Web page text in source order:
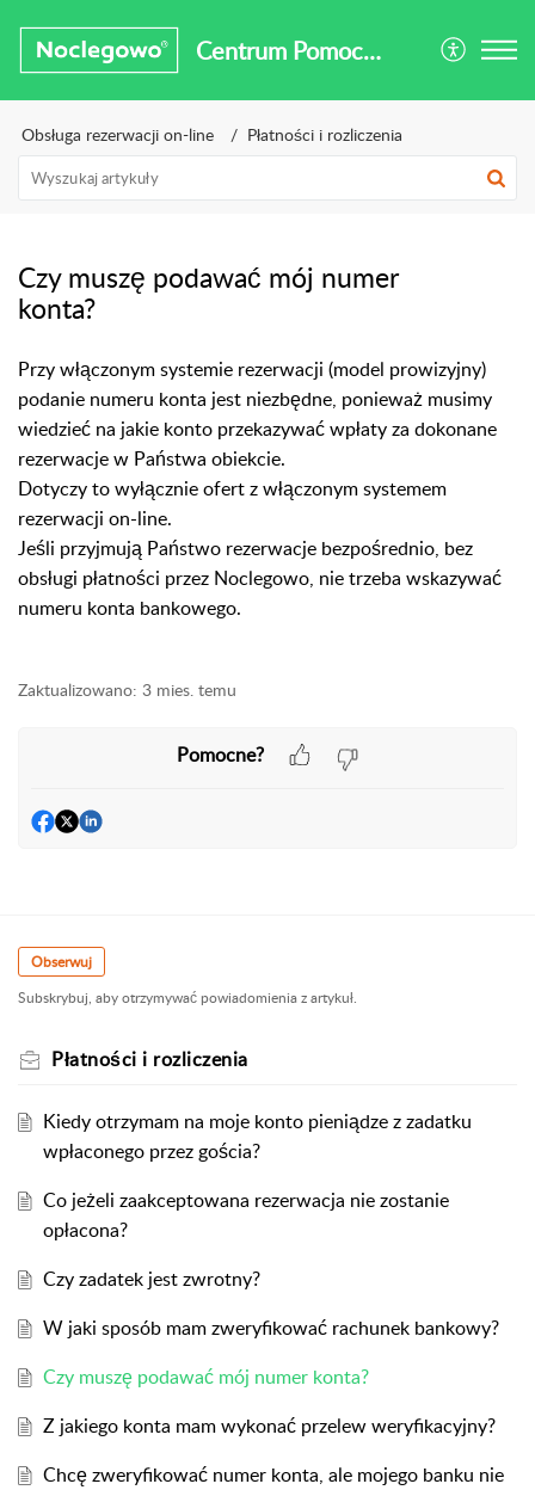
Centrum Pomocy Noclegowo®
Obsługa rezerwacji on-line Płatności i rozliczenia
Czy muszę podawać mój numer
konta?
Przy włączonym systemie rezerwacji (model prowizyjny)
podanie numeru konta jest niezbędne, ponieważ musimy
wiedzieć na jakie konto przekazywać wpłaty za dokonane
rezerwacje w Państwa obiekcie.
Dotyczy to wyłącznie ofert z włączonym systemem
rezerwacji on-line.
Jeśli przyjmują Państwo rezerwacje bezpośrednio, bez
obsługi płatności przez Noclegowo, nie trzeba wskazywać
numeru konta bankowego.
Zaktualizowano: 3 mies. temu
Pomocne?
Obserwuj
Subskrybuj, aby otrzymywać powiadomienia z artykuł.
Płatności i rozliczenia
Kiedy otrzymam na moje konto pieniądze z zadatku
wpłaconego przez gościa?
Co jeżeli zaakceptowana rezerwacja nie zostanie
opłacona?
Czy zadatek jest zwrotny?
W jaki sposób mam zweryfikować rachunek bankowy?
Czy muszę podawać mój numer konta?
Z jakiego konta mam wykonać przelew weryfikacyjny?
Chcę zweryfikować numer konta, ale mojego banku nie